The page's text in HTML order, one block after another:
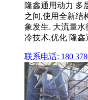
隆鑫通用动力 多
之间,使用全新结
象发生. 大流量
冷技术,优化 隆鑫
联系电话: 180